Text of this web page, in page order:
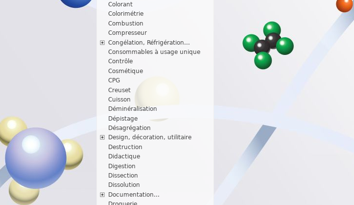
Colorant
Colorimétrie
Combustion
Compresseur
Congélation, Réfrigération...
Consommables à usage unique
Contrôle
Cosmétique
CPG
Creuset
Cuisson
Déminéralisation
Dépistage
Désagrégation
Design, décoration, utilitaire
Destruction
Didactique
Digestion
Dissection
Dissolution
Documentation...